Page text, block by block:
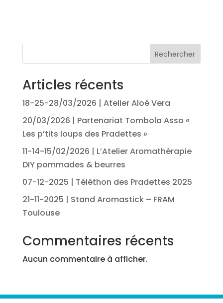
Rechercher
Articles récents
18-25-28/03/2026 | Atelier Aloé Vera
20/03/2026 | Partenariat Tombola Asso «
Les p’tits loups des Pradettes »
11-14-15/02/2026 | L’Atelier Aromathérapie
DIY pommades & beurres
07-12-2025 | Téléthon des Pradettes 2025
21-11-2025 | Stand Aromastick – FRAM
Toulouse
Commentaires récents
Aucun commentaire à afficher.